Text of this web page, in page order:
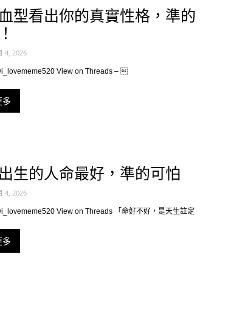
型看出你的真實性格，準的
4, 2026
View on Threads – 
多
生的人命最好，準的可怕
4, 2026
View on Threads 「命好不好，是天生註定
多